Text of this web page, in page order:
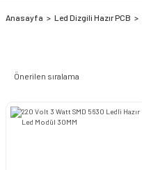
Anasayfa Led Dizgili Hazır PCB